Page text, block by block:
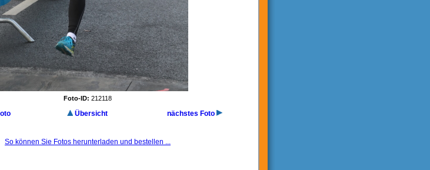
Foto-ID: 212118
Übersicht nächstes Foto
So können Sie Fotos herunterladen und bestellen ...